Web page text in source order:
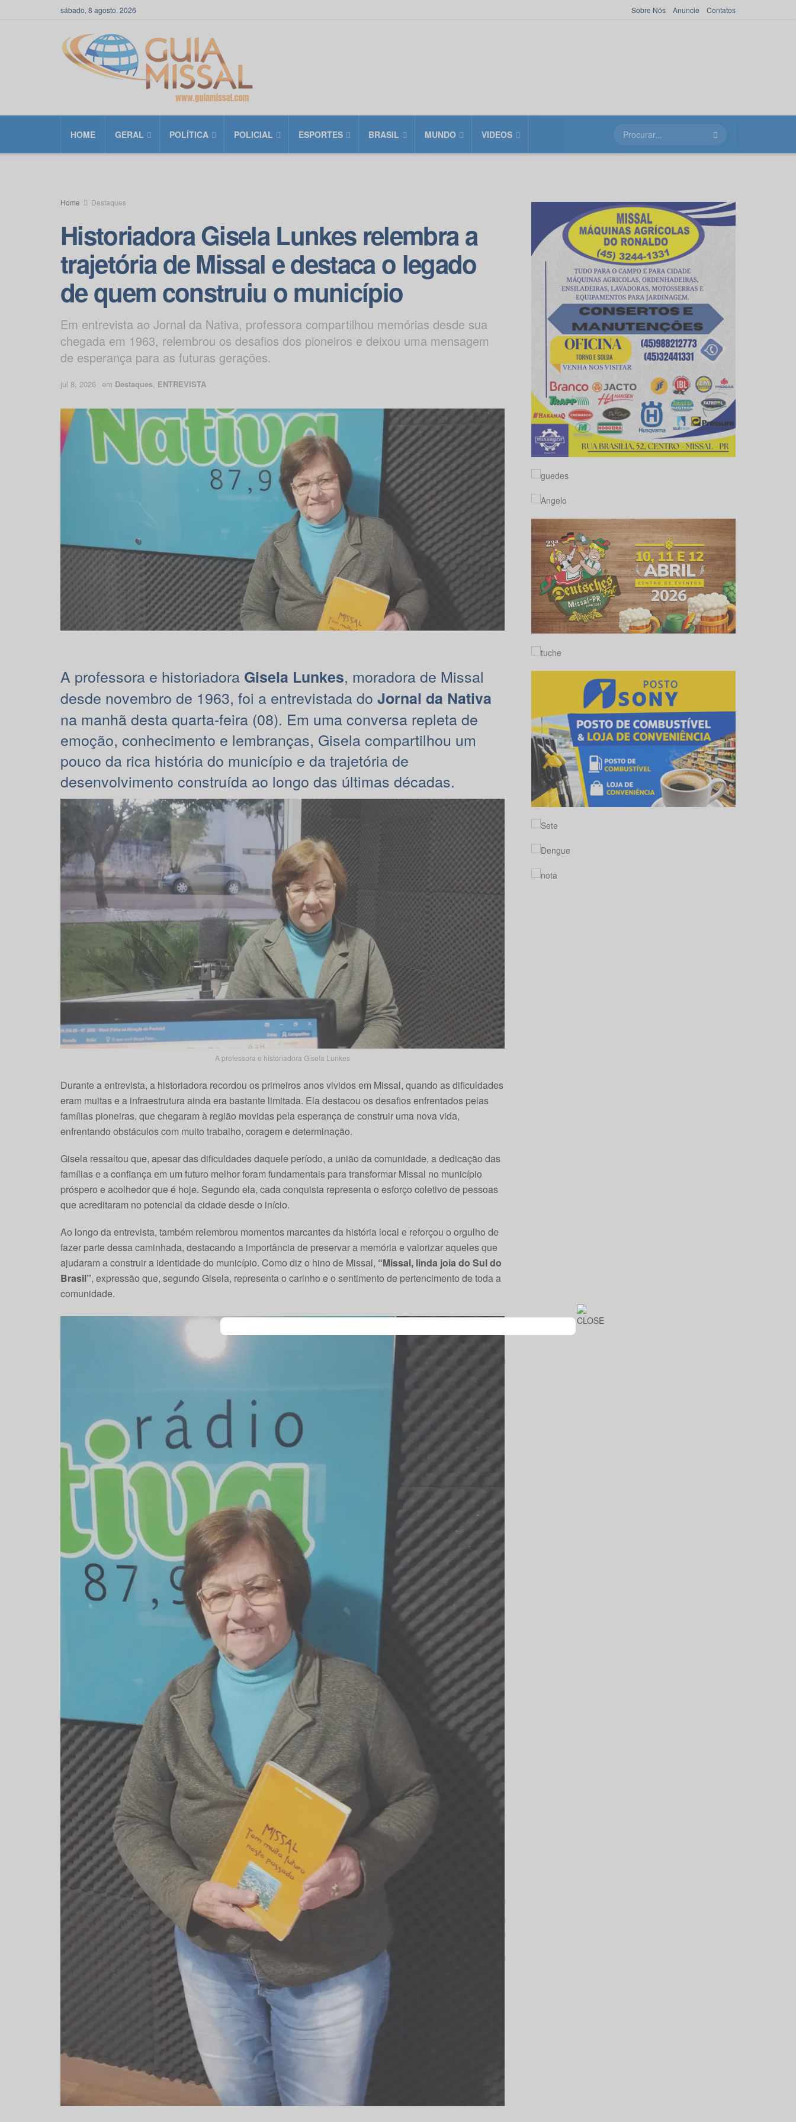
sábado, 8 agosto, 2026 Sobre Nós Anuncie Contatos
HOME GERAL POLÍTICA POLICIAL ESPORTES BRASIL MUNDO VIDEOS
Home Destaques
Historiadora Gisela Lunkes relembra a
trajetória de Missal e destaca o legado
de quem construiu o município
Em entrevista ao Jornal da Nativa, professora compartilhou memórias desde sua
chegada em 1963, relembrou os desafios dos pioneiros e deixou uma mensagem
de esperança para as futuras gerações.
jul 8, 2026 em Destaques ENTREVISTA
A professora e historiadora Gisela Lunkes, moradora de Missal
desde novembro de 1963, foi a entrevistada do Jornal da Nativa
na manhã desta quarta-feira (08). Em uma conversa repleta de
emoção, conhecimento e lembranças, Gisela compartilhou um
pouco da rica história do município e da trajetória de
desenvolvimento construída ao longo das últimas décadas.
A professora e historiadora Gisela Lunkes
Durante a entrevista, a historiadora recordou os primeiros anos vividos em Missal, quando as dificuldades
eram muitas e a infraestrutura ainda era bastante limitada. Ela destacou os desafios enfrentados pelas
famílias pioneiras, que chegaram à região movidas pela esperança de construir uma nova vida,
enfrentando obstáculos com muito trabalho, coragem e determinação.
Gisela ressaltou que, apesar das dificuldades daquele período, a união da comunidade, a dedicação das
famílias e a confiança em um futuro melhor foram fundamentais para transformar Missal no município
próspero e acolhedor que é hoje. Segundo ela, cada conquista representa o esforço coletivo de pessoas
que acreditaram no potencial da cidade desde o início.
Ao longo da entrevista, também relembrou momentos marcantes da história local e reforçou o orgulho de
fazer parte dessa caminhada, destacando a importância de preservar a memória e valorizar aqueles que
ajudaram a construir a identidade do município. Como diz o hino de Missal, “Missal, linda joia do Sul do
Brasil”, expressão que, segundo Gisela, representa o carinho e o sentimento de pertencimento de toda a
comunidade.
This popup will close in: